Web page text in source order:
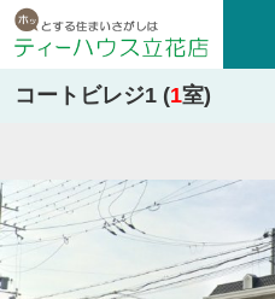
コートビレジ1 (1室)